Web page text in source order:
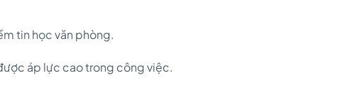
tin học văn phòng.
áp lực cao trong công việc.